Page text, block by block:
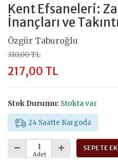
Kent Efsaneleri:
İnançları ve
Özgür Taburoğlu
310,00 TL
217,00 TL
Stok Durumu: Stokta var
24 Saatte Kargoda
Adet
SEPETE